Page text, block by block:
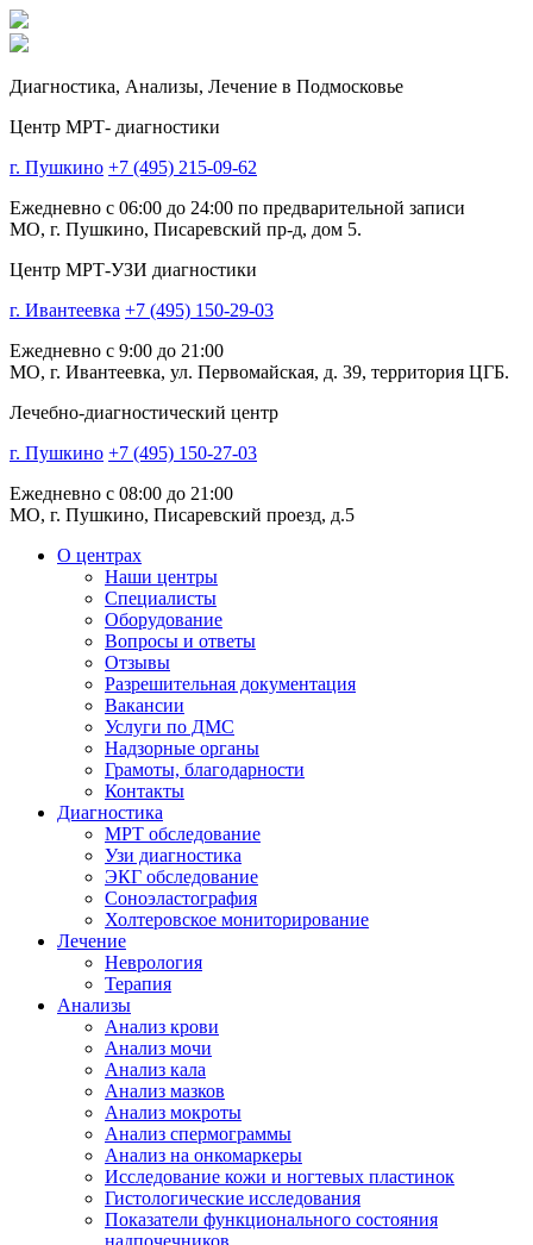
Диагностика, Анализы, Лечение в Подмосковье
Центр МРТ- диагностики
г. Пушкино +7 (495) 215-09-62
Ежедневно с 06:00 до 24:00 по предварительной записи
МО, г. Пушкино, Писаревский пр-д, дом 5.
Центр МРТ-УЗИ диагностики
г. Ивантеевка +7 (495) 150-29-03
Ежедневно с 9:00 до 21:00
МО, г. Ивантеевка, ул. Первомайская, д. 39, территория ЦГБ.
Лечебно-диагностический центр
г. Пушкино +7 (495) 150-27-03
Ежедневно с 08:00 до 21:00
МО, г. Пушкино, Писаревский проезд, д.5
О центрах
Наши центры
Специалисты
Оборудование
Вопросы и ответы
Отзывы
Разрешительная документация
Вакансии
Услуги по ДМС
Надзорные органы
Грамоты, благодарности
Контакты
Диагностика
МРТ обследование
Узи диагностика
ЭКГ обследование
Соноэластография
Холтеровское мониторирование
Лечение
Неврология
Терапия
Анализы
Анализ крови
Анализ мочи
Анализ кала
Анализ мазков
Анализ мокроты
Анализ спермограммы
Анализ на онкомаркеры
Исследование кожи и ногтевых пластинок
Гистологические исследования
Показатели функционального состояния
надпочечников